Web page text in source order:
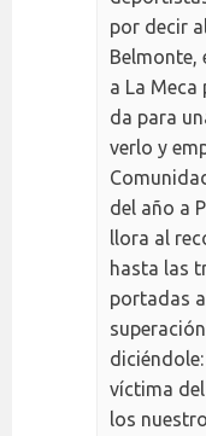
por decir
Belmonte,
a La
da para
verlo y
del año a
llora al
hasta las
portadas
víctima
los